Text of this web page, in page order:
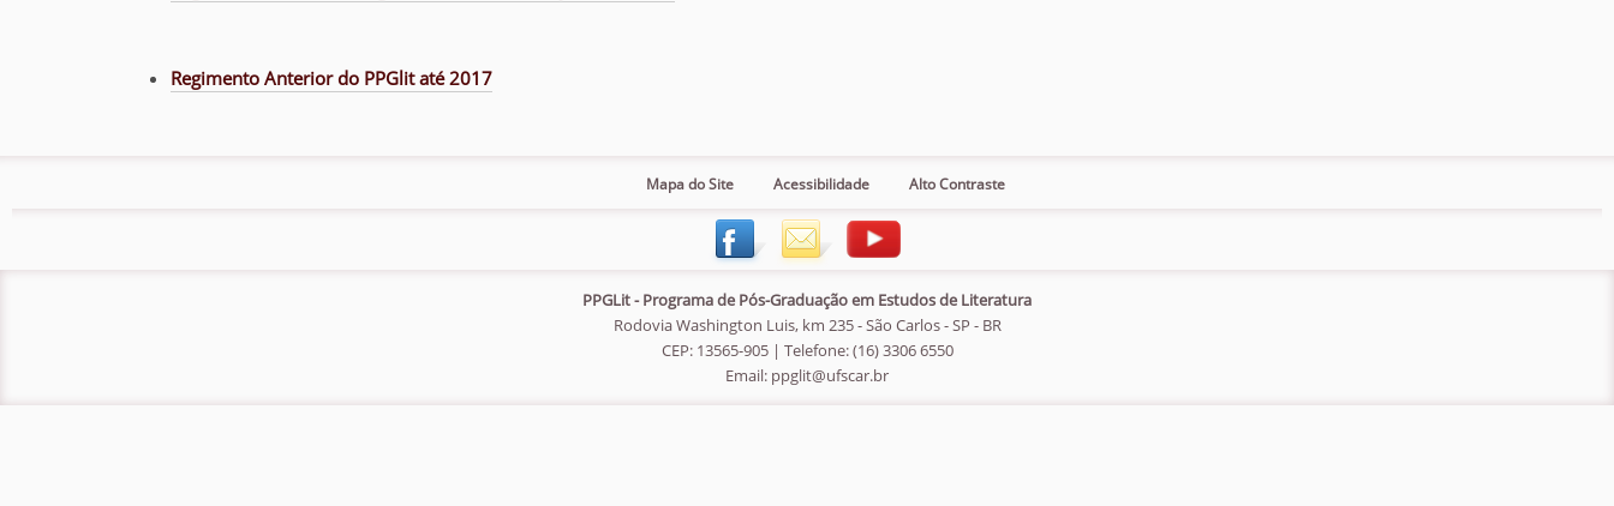
Regimento Anterior do PPGlit até 2017
Mapa do Site Acessibilidade Alto Contraste
PPGLit - Programa de Pós-Graduação em Estudos de Literatura
Rodovia Washington Luis, km 235 - São Carlos - SP - BR
CEP: 13565-905 | Telefone: (16) 3306 6550
Email: ppglit@ufscar.br